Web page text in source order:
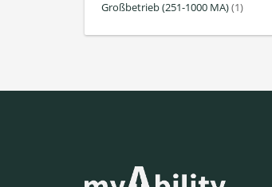
Großbetrieb (251-1000 MA)(1)